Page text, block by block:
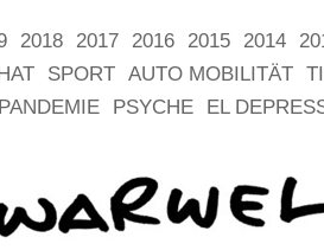
2018 2017 2016 2015 2014
SPORT AUTO MOBILITÄT
PSYCHE EL